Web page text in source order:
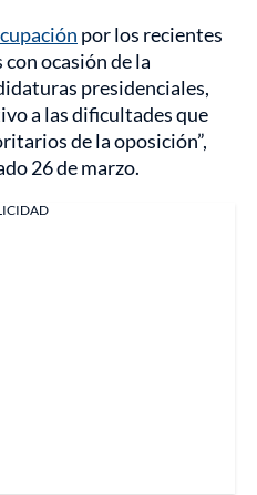
por los recientes
ocasión de la
presidenciales,
a las dificultades que
de la oposición”,
26 de marzo.